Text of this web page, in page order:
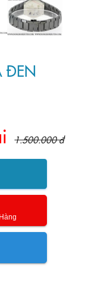
ĐEN
1.500.000 đ